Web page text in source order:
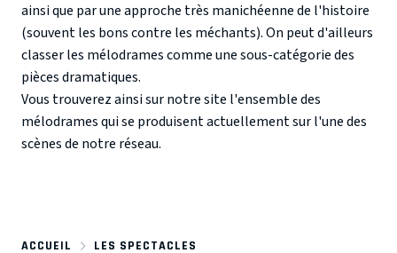
ainsi que par une approche très manichéenne de l'histoire
(souvent les bons contre les méchants). On peut d'ailleurs
classer les mélodrames comme une sous-catégorie des
pièces dramatiques.
Vous trouverez ainsi sur notre site l'ensemble des
mélodrames qui se produisent actuellement sur l'une des
scènes de notre réseau.
ACCUEIL
LES SPECTACLES